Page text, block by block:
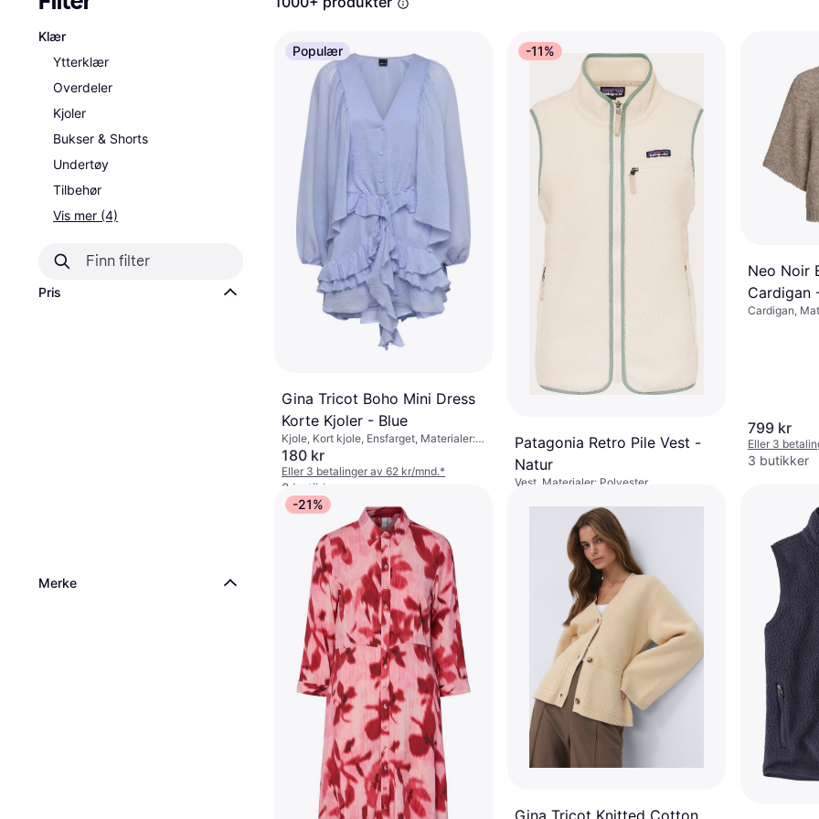
Klær
Ytterklær
Overdeler
Kjoler
Bukser & Shorts
Undertøy
Tilbehør
Vis mer (4)
Pris
Merke
Populær
Gina Tricot Boho Mini Dress
Korte Kjoler - Blue
Kjole, Kort kjole, Ensfarget, Materialer:
Polyamid
180 kr
Eller 3 betalinger av 62 kr/mnd.*
2 butikker
-11%
Patagonia Retro Pile Vest -
Natur
Vest, Materialer: Polyester
Neo Noir
Cardigan
Cardigan,
799 kr
Eller 3
3 butikker
-21%